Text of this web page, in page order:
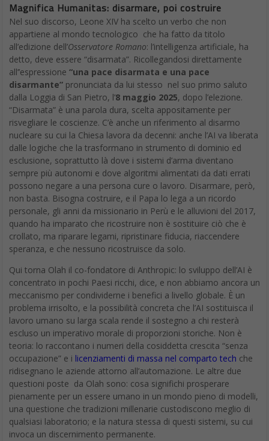
Magnifica Humanitas: disarmare, poi costruire
Nel suo discorso, Leone XIV ha scelto un verbo che non
appartiene al mondo tecnologico che ha fatto da titolo
all’edizione dell’Osservatore Romano: l’intelligenza artificiale, ha
detto, deve essere “disarmata”. Ricollegandosi direttamente
all’’espressione “una pace disarmata e una pace
disarmante” pronunciata da lui stesso nel suo primo saluto
dalla Loggia di San Pietro, l’8 maggio 2025, dopo l’elezione.
“Disarmata” è una parola dura, scelta appositamente per
risvegliare le coscienze. C’è anche un riferimento al disarmo
nucleare su cui la Chiesa lavora da decenni: anche l’AI va liberata
dalle logiche che la trasformano in strumento di dominio ed
esclusione, soprattutto là dove i sistemi d’arma diventano
sempre più autonomi e dove algoritmi alimentati da dati errati
possono negare a una persona cure o lavoro. Disarmare, però,
non basta. Bisogna costruire, e il Papa lo lega a un ricordo
personale, gli anni da missionario in Perù e le alluvioni del 2017,
quando ha imparato che ricostruire non è sostituire ciò che è
crollato, ma riparare legami, ripristinare fiducia, riaccendere
speranza, e che nessuno ricostruisce da solo.
Qui torna Olah il co-fondatore di Anthropic: lo sviluppo dell’AI è
concentrato in pochi Paesi ricchi, dice, e non abbiamo ancora un
meccanismo per condividerne i benefici a livello globale. È un
problema irrisolto, e la possibilità concreta che l’AI sostituisca il
lavoro umano su larga scala rende il sostegno a chi resterà
escluso un imperativo morale di proporzioni storiche. Non è
teoria: lo raccontano i numeri della cosiddetta crescita “senza
occupazione” e i licenziamenti di massa nel comparto tech che
ridisegnano le aziende attorno all’automazione. Le altre due
questioni poste da Olah sono: cosa significhi prosperare
pienamente per un essere umano in un mondo pieno di modelli,
una questione che tradizioni millenarie custodiscono meglio di
qualsiasi laboratorio; e la natura stessa di questi sistemi, su cui
invoca un discernimento permanente.